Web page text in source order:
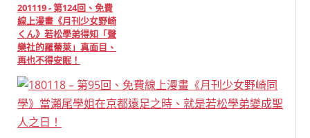
201119 - 第124回、免費
線上漫畫《月刊少女野崎
くん》若松學弟得知「聲
樂社的羅蕾萊」真面目、
再也不得安眠！